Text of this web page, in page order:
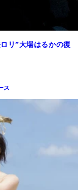
リ”大場はるかの復
ス